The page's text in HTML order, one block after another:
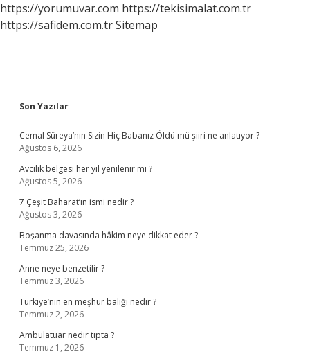
https://yorumuvar.com https://tekisimalat.com.tr
https://safidem.com.trSitemap
Sidebar
Son Yazılar
Cemal Süreya’nın Sizin Hiç Babanız Öldü mü şiiri ne anlatıyor ?
Ağustos 6, 2026
Avcılık belgesi her yıl yenilenir mi ?
Ağustos 5, 2026
7 Çeşit Baharat’ın ismi nedir ?
Ağustos 3, 2026
Boşanma davasında hâkim neye dikkat eder ?
Temmuz 25, 2026
Anne neye benzetilir ?
Temmuz 3, 2026
Türkiye’nin en meşhur balığı nedir ?
Temmuz 2, 2026
Ambulatuar nedir tıpta ?
Temmuz 1, 2026